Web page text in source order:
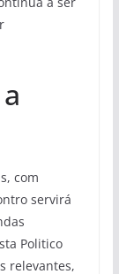
com
servirá
Politico
relevantes,